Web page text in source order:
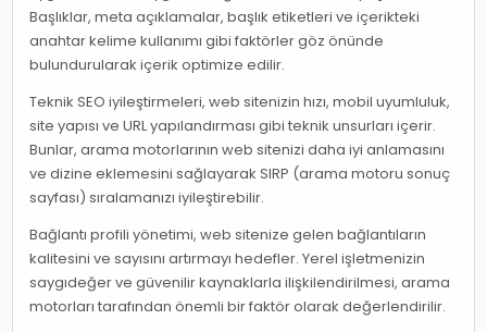
Başlıklar, meta açıklamalar, başlık etiketleri ve içerikteki
anahtar kelime kullanımı gibi faktörler göz önünde
bulundurularak içerik optimize edilir.
Teknik SEO iyileştirmeleri, web sitenizin hızı, mobil uyumluluk,
site yapısı ve URL yapılandırması gibi teknik unsurları içerir.
Bunlar, arama motorlarının web sitenizi daha iyi anlamasını
ve dizine eklemesini sağlayarak SIRP (arama motoru sonuç
sayfası) sıralamanızı iyileştirebilir.
Bağlantı profili yönetimi, web sitenize gelen bağlantıların
kalitesini ve sayısını artırmayı hedefler. Yerel işletmenizin
saygıdeğer ve güvenilir kaynaklarla ilişkilendirilmesi, arama
motorları tarafından önemli bir faktör olarak değerlendirilir.